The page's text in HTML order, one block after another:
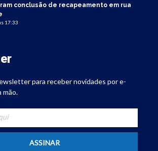
conclusão de recapeamento em rua
17:33
para receber novidades por e-
mão.